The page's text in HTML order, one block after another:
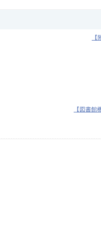
【図書